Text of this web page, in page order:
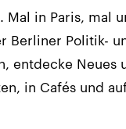
Mal in Paris,
Berliner Politik-
entdecke
in Cafés und